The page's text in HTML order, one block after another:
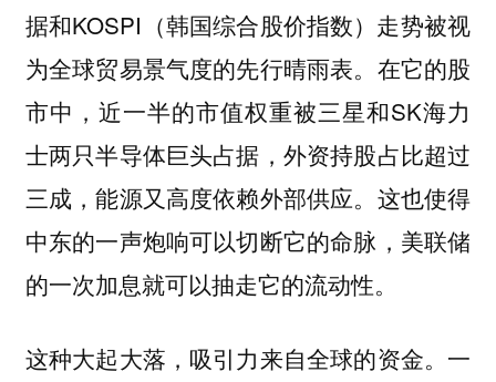
据和KOSPI（韩国综合股价指数）走势被视
为全球贸易景气度的先行晴雨表。在它的股
市中，近一半的市值权重被三星和SK海力
士两只半导体巨头占据，外资持股占比超过
三成，能源又高度依赖外部供应。这也使得
中东的一声炮响可以切断它的命脉，美联储
的一次加息就可以抽走它的流动性。
这种大起大落，吸引力来自全球的资金。一